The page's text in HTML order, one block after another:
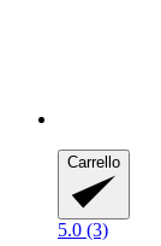
Carrello
5.0 (3)